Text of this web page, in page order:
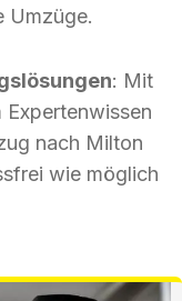
Umzüge.
: Mit
Expertenwissen
nach Milton
wie möglich